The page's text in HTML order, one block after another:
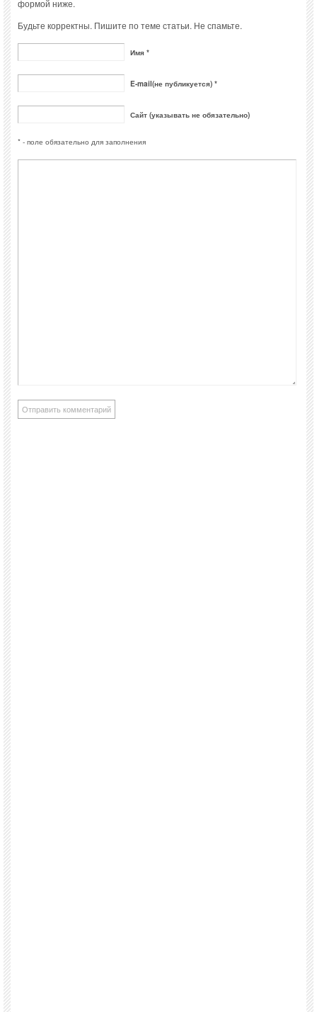
формой ниже.
Будьте корректны. Пишите по теме статьи. Не спамьте.
Имя *
E-mail(не публикуется) *
Сайт (указывать не обязательно)
* - поле обязательно для заполнения